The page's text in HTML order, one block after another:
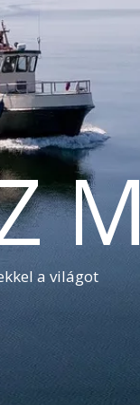
a világot